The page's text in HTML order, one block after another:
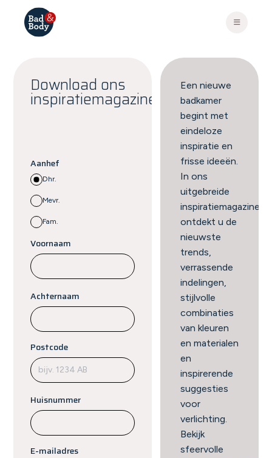
Download ons
inspiratiemagazine
Aanhef
Dhr.
Mevr.
Fam.
Voornaam
Achternaam
Postcode
Huisnummer
E-mailadres
Een nieuwe
badkamer
begint met
eindeloze
inspiratie en
frisse ideeën.
In ons
uitgebreide
inspiratiemagazine
ontdekt u de
nieuwste
trends,
verrassende
indelingen,
stijlvolle
combinaties
van kleuren
en materialen
en
inspirerende
suggesties
voor
verlichting.
Bekijk
sfeervolle